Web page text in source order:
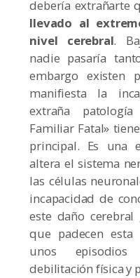
debería extrañarte
llevado al
nivel cerebral.
nadie pasaría
embargo existen
manifiesta la
extraña
Familiar Fatal»
principal. Es una
altera el sistema
las células
incapacidad de
este daño cerebral
que padecen
unos
debilitación física y